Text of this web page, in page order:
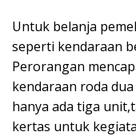
Untuk belanja
seperti kendaraan
Perorangan
kendaraan roda
hanya ada tiga
kertas untuk